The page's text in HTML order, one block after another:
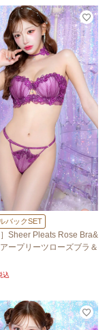
バックSET
］Sheer Pleats Rose Bra&
ープリーツローズブラ＆
込